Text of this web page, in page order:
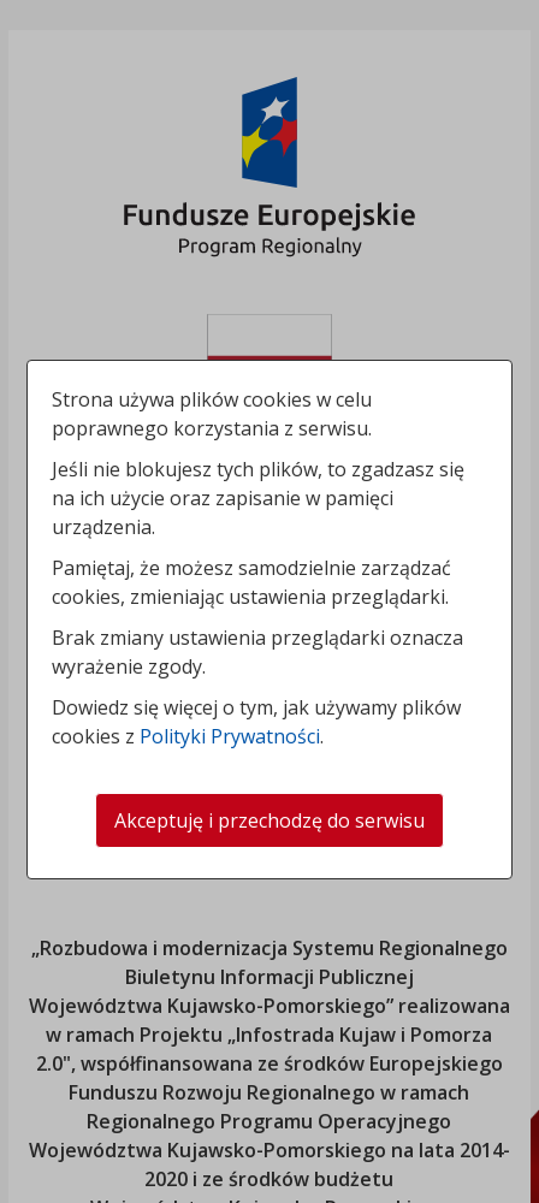
„Rozbudowa i modernizacja Systemu Regionalnego
Biuletynu Informacji Publicznej
Województwa Kujawsko-Pomorskiego” realizowana
w ramach Projektu „Infostrada Kujaw i Pomorza
2.0", współfinansowana ze środków Europejskiego
Funduszu Rozwoju Regionalnego w ramach
Regionalnego Programu Operacyjnego
Województwa Kujawsko-Pomorskiego na lata 2014-
2020 i ze środków budżetu
Strona używa plików cookies w celu
poprawnego korzystania z serwisu.
Jeśli nie blokujesz tych plików, to zgadzasz się
na ich użycie oraz zapisanie w pamięci
urządzenia.
Pamiętaj, że możesz samodzielnie zarządzać
cookies, zmieniając ustawienia przeglądarki.
Brak zmiany ustawienia przeglądarki oznacza
wyrażenie zgody.
Dowiedz się więcej o tym, jak używamy plików
cookies z Polityki Prywatności.
Akceptuję i przechodzę do serwisu